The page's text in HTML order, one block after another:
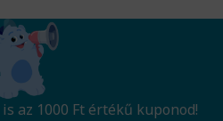
az 1000 Ft értékű kuponod!